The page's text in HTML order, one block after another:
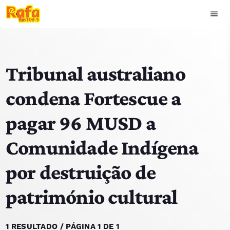
menu
play_arrow OUVIR RAFA
HOME
NOTÍCIAS
EQUIPA
TOP 15
PODCASTS
Tribunal australiano
condena Fortescue a
pagar 96 MUSD a
Comunidade Indígena
por destruição de
património cultural
1 RESULTADO / PÁGINA 1 DE 1